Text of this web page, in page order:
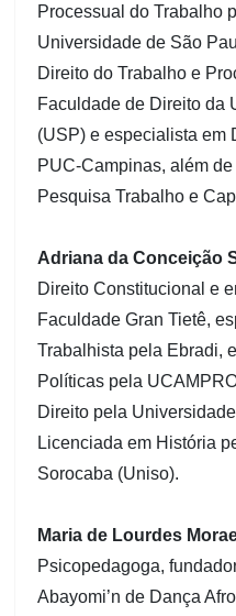
Processual do Trabalho
Universidade de São
Direito do Trabalho e
Faculdade de Direito da
(USP) e especialista em
PUC-Campinas, além
Pesquisa Trabalho e
Adriana da Conceição
Direito Constitucional e
Faculdade Gran Tietê,
Trabalhista pela Ebradi,
Políticas pela
Direito pela
Licenciada em História
Sorocaba (Uniso).
Maria de Lourdes
Psicopedagoga,
Abayomi’n de Dança